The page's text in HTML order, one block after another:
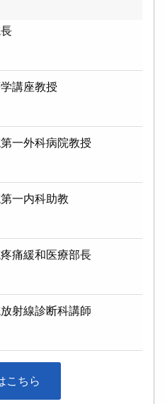
講座教授
一外科病院教授
一内科助教
痛緩和医療部長
射線診断科講師
こちら